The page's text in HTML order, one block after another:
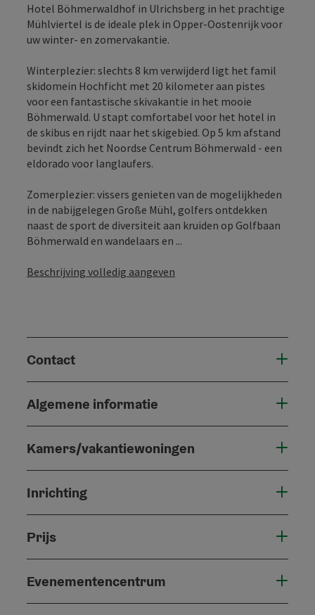
Hotel Böhmerwaldhof in Ulrichsberg in het prachtige
Mühlviertel is de ideale plek in Opper-Oostenrijk voor
uw winter- en zomervakantie.
Winterplezier: slechts 8 km verwijderd ligt het famil
skidomein Hochficht met 20 kilometer aan pistes
voor een fantastische skivakantie in het mooie
Böhmerwald. U stapt comfortabel voor het hotel in
de skibus en rijdt naar het skigebied. Op 5 km afstand
bevindt zich het Noordse Centrum Böhmerwald - een
eldorado voor langlaufers.
Zomerplezier: vissers genieten van de mogelijkheden
in de nabijgelegen Große Mühl, golfers ontdekken
naast de sport de diversiteit aan kruiden op Golfbaan
Böhmerwald en wandelaars en ...
Beschrijving volledig aangeven
Contact
Algemene informatie
Kamers/vakantiewoningen
Inrichting
Prijs
Evenementencentrum